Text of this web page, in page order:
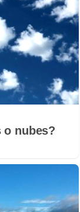
o nubes?